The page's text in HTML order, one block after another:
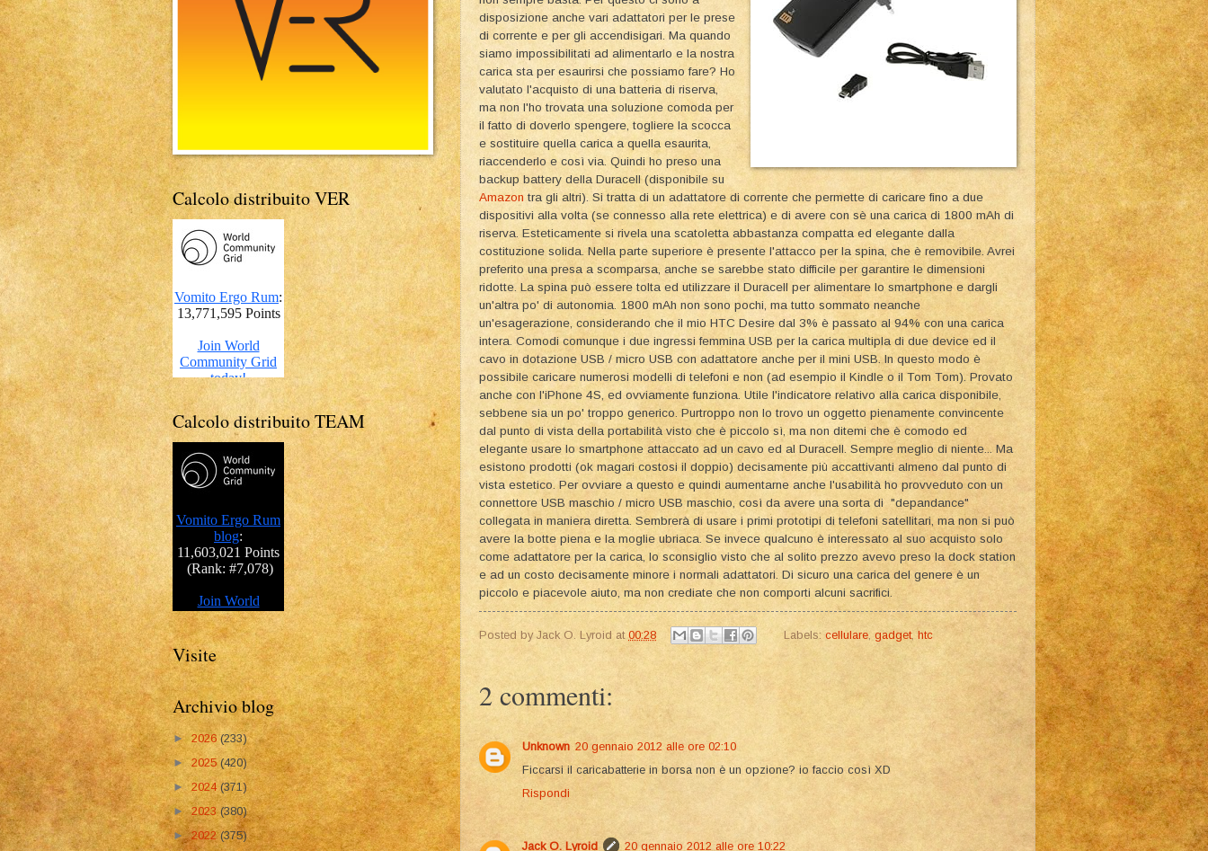
disposizione anche vari adattatori per le prese
di corrente e per gli accendisigari. Ma quando
siamo impossibilitati ad alimentarlo e la nostra
carica sta per esaurirsi che possiamo fare? Ho
valutato l'acquisto di una batteria di riserva,
ma non l'ho trovata una soluzione comoda per
il fatto di doverlo spengere, togliere la scocca
e sostituire quella carica a quella esaurita,
riaccenderlo e così via. Quindi ho preso una
backup battery della Duracell (disponibile su
Amazon tra gli altri). Si tratta di un adattatore di corrente che permette di caricare fino a due
dispositivi alla volta (se connesso alla rete elettrica) e di avere con sè una carica di 1800 mAh di
riserva. Esteticamente si rivela una scatoletta abbastanza compatta ed elegante dalla
costituzione solida. Nella parte superiore è presente l'attacco per la spina, che è removibile. Avrei
preferito una presa a scomparsa, anche se sarebbe stato difficile per garantire le dimensioni
ridotte. La spina può essere tolta ed utilizzare il Duracell per alimentare lo smartphone e dargli
un'altra po' di autonomia. 1800 mAh non sono pochi, ma tutto sommato neanche
un'esagerazione, considerando che il mio HTC Desire dal 3% è passato al 94% con una carica
intera. Comodi comunque i due ingressi femmina USB per la carica multipla di due device ed il
cavo in dotazione USB / micro USB con adattatore anche per il mini USB. In questo modo è
possibile caricare numerosi modelli di telefoni e non (ad esempio il Kindle o il Tom Tom). Provato
anche con l'iPhone 4S, ed ovviamente funziona. Utile l'indicatore relativo alla carica disponibile,
sebbene sia un po' troppo generico. Purtroppo non lo trovo un oggetto pienamente convincente
dal punto di vista della portabilità visto che è piccolo sì, ma non ditemi che è comodo ed
elegante usare lo smartphone attaccato ad un cavo ed al Duracell. Sempre meglio di niente... Ma
esistono prodotti (ok magari costosi il doppio) decisamente più accattivanti almeno dal punto di
vista estetico. Per ovviare a questo e quindi aumentarne anche l'usabilità ho provveduto con un
connettore USB maschio / micro USB maschio, così da avere una sorta di "depandance"
collegata in maniera diretta. Sembrerà di usare i primi prototipi di telefoni satellitari, ma non si può
avere la botte piena e la moglie ubriaca. Se invece qualcuno è interessato al suo acquisto solo
come adattatore per la carica, lo sconsiglio visto che al solito prezzo avevo preso la dock station
e ad un costo decisamente minore i normali adattatori. Di sicuro una carica del genere è un
piccolo e piacevole aiuto, ma non crediate che non comporti alcuni sacrifici.
Posted by Jack O. Lyroid at 00:28 Labels: cellulare, gadget,htc
2 commenti:
Unknown 20 gennaio 2012 alle ore 02:10
Ficcarsi il caricabatterie in borsa non è un opzione? io faccio così XD
Rispondi
Jack O. Lyroid
20 gennaio 2012 alle ore 10:22
Calcolo distribuito VER
Calcolo distribuito TEAM
Visite
Archivio blog
► 2026(233)
►2025(420)
►2024 (371)
►2023(380)
►2022 (375)